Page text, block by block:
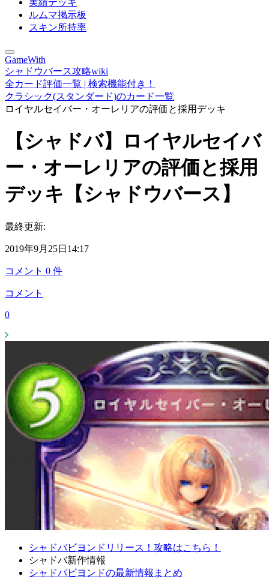
実績デッキ
ルムマ掲示板
スキン所持率
GameWith
シャドウバース攻略wiki
全カード評価一覧 | 検索機能付き！
クラシック(スタンダード)のカード一覧
ロイヤルセイバー・オーレリアの評価と採用デッキ
【シャドバ】ロイヤルセイバ
ー・オーレリアの評価と採用
デッキ【シャドウバース】
最終更新:
2019年9月25日14:17
コメント 0 件
コメント
0
シャドバビヨンドリリース！攻略はこちら！
シャドバ新作情報
シャドバビヨンドの最新情報まとめ